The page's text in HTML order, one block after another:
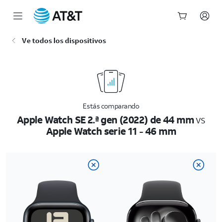
Ve todos los dispositivos
Estás comparando
Apple Watch SE 2.ª gen (2022) de 44 mmvs
Apple Watch serie 11 - 46 mm